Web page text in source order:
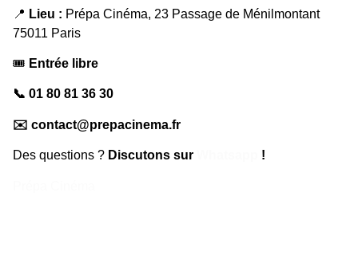
📍 Lieu : Prépa Cinéma, 23 Passage de Ménilmontant
75011 Paris
🎟 Entrée libre
📞 01 80 81 36 30
✉️ contact@prepacinema.fr
Des questions ? Discutons sur !